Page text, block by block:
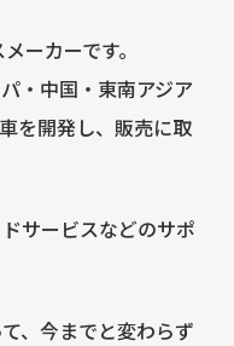
ーカーです。
・中国・東南アジア
を開発し、販売に取
サービスなどのサポ
、今までと変わらず